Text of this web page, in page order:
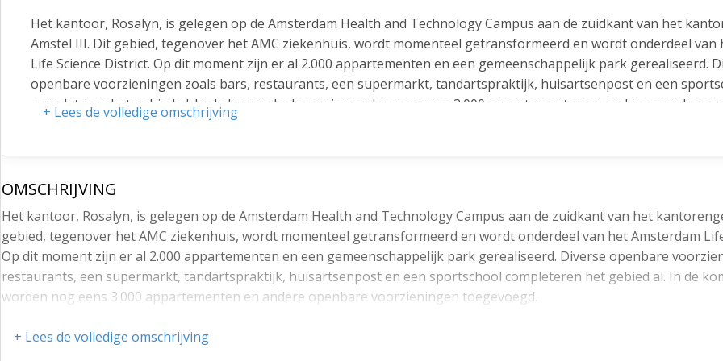
Het kantoor, Rosalyn, is gelegen op de Amsterdam Health and Technology Campus aan de zuidkant van het
Amstel III. Dit gebied, tegenover het AMC ziekenhuis, wordt momenteel getransformeerd en wordt onderdeel van
Life Science District. Op dit moment zijn er al 2.000 appartementen en een gemeenschappelijk park gerealiseerd.
openbare voorzieningen zoals bars, restaurants, een supermarkt, tandartspraktijk, huisartsenpost en een
completeren het gebied al. In de komende decennia worden nog eens 3.000 appartementen en andere openbare
De Amsterdam Health and Technology Campus is een innovatieve bedrijfsomgeving waar werken, vrije tijd en
voorzieningen. Jaarlijkse netwerkevenementen en een actieve IQuarters community bieden elke gebruiker een
verder gaat dan de standaard. IQuarters staat voor Innovation Quarters, een heldere plek waar duurzame
is ontworpen om bedrijven te helpen hun doelen te bereiken. Alle IQuarters-gebouwen zijn vernoemd naar
Nobelprijswinnaars in de chemische en medische sector.
Rosalyn is een historisch gebouw dat zijn oorsprong vindt in 1976, maar dat in de loop der jaren verschillende
ondergaan om het te moderniseren. In dit veelzijdige gebouw zijn verschillende bedrijven gevestigd, voornamelijk
een overvloed aan natuurlijk licht zorgen. Een recente toevoeging aan het uiterlijk van Rosalyn is het ruime glazen
+ Lees de volledige omschrijving
OMSCHRIJVING
Het kantoor, Rosalyn, is gelegen op de Amsterdam Health and Technology Campus aan de zuidkant van het
gebied, tegenover het AMC ziekenhuis, wordt momenteel getransformeerd en wordt onderdeel van het Amsterdam
Op dit moment zijn er al 2.000 appartementen en een gemeenschappelijk park gerealiseerd. Diverse openbare
restaurants, een supermarkt, tandartspraktijk, huisartsenpost en een sportschool completeren het gebied al. In de
worden nog eens 3.000 appartementen en andere openbare voorzieningen toegevoegd.
samengaan. Er is een breed scala aan faciliteiten op het terrein, waaronder restaurants, bars, vergaderzalen en andere
+ Lees de volledige omschrijving